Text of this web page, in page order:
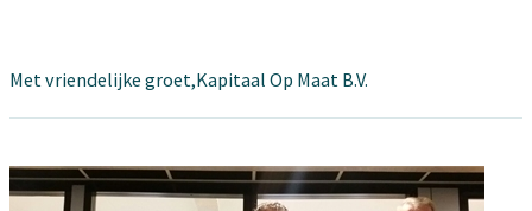
Met vriendelijke groet,Kapitaal Op Maat B.V.